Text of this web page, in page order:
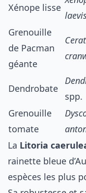
Xénope lisse
Grenouille
de Pacman
géante
Dendrobate
spp.
Grenouille
tomate
La Litoria
rainette bleue
espèces les plus